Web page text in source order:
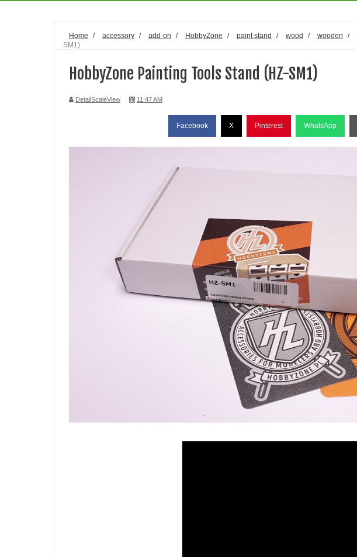
Home / accessory / add-on / HobbyZone / paint stand / wood / wooden /
SM1)
HobbyZone Painting Tools Stand (HZ-SM1)
DetailScaleView 11:47 AM
Facebook X Pinterest WhatsApp